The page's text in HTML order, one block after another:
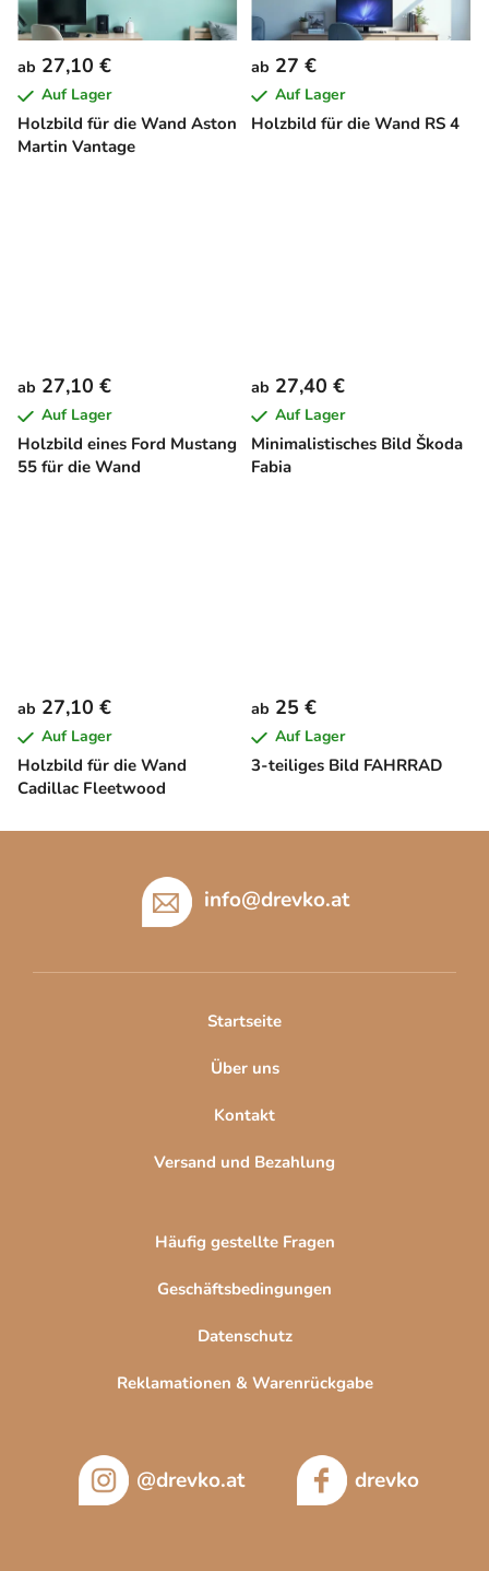
Holzbild für die Wand Aston
Martin Vantage
ab 27,10 €
Auf Lager
Holzbild für die Wand RS 4
ab 27 €
Auf Lager
Holzbild eines Ford Mustang
55 für die Wand
ab 27,10 €
Auf Lager
Minimalistisches Bild Škoda
Fabia
ab 27,40 €
Auf Lager
Holzbild für die Wand
Cadillac Fleetwood
ab 27,10 €
Auf Lager
3-teiliges Bild FAHRRAD
ab 25 €
Auf Lager
info@drevko.at
Startseite
Über uns
Kontakt
Versand und Bezahlung
Häufig gestellte Fragen
Geschäftsbedingungen
Datenschutz
Reklamationen & Warenrückgabe
@drevko.at drevko